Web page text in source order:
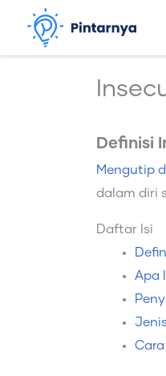
konten
Definisi
Mengutip
dalam diri
Daftar Isi
Apa